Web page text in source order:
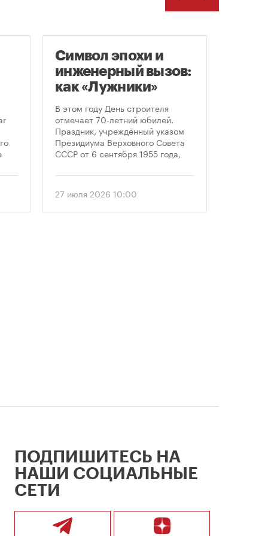
Символ эпохи и
инженерный вызов:
как «Лужники»
стали символом
Дня строителя
В этом году День строителя
отмечает 70-летний юбилей.
Праздник, учреждённый указом
Президиума Верховного Совета
СССР от 6 сентября 1955 года,
1956 года. И главным подарком
стало открытие Большой
спортивной арены «Лужники». С
27 июля 2026 10:00
ПОДПИШИТЕСЬ НА
НАШИ СОЦИАЛЬНЫЕ
СЕТИ